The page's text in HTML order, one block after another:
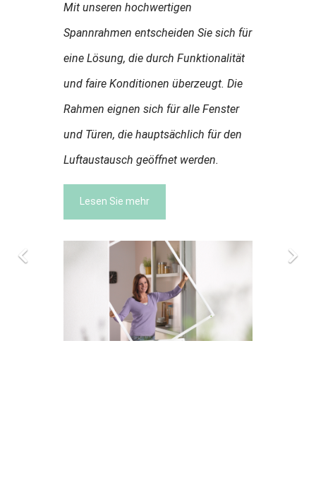
Mit unseren hochwertigen
Spannrahmen entscheiden Sie sich für
eine Lösung, die durch Funktionalität
und faire Konditionen überzeugt. Die
Rahmen eignen sich für alle Fenster
und Türen, die hauptsächlich für den
Luftaustausch geöffnet werden.
Lesen Sie mehr